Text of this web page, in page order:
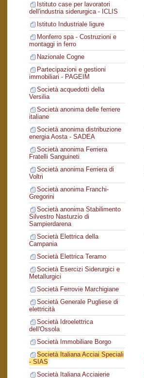
Istituto case per lavoratori
dell'industria siderurgica - ICLIS
Istituto Industriale ligure
Monferro spa - Costruzioni e
montaggi in ferro
Nazionale Cogne
Partecipazioni e gestioni
immobiliari - PAGEIM
Società acquedotti della
Versilia
Società anonima delle ferriere
italiane
Società anonima distribuzione
energia Aosta - SADEA
Società anonima Ferriera
Fratelli Sanguineti
Società anonima Ferriera di
Voltri
Società anonima Franchi-
Gregorini
Società anonima Stabilimento
Silvestro Nasturzio di
Sampierdarena
Società Elettrica della
Campania
Società Elettrica Teramo
Società Esercizi Siderurgici e
Metallurgici
Società Ferrovie Marchigiane
Società Generale Pugliese di
elettricità
Società Idroelettrica
dell'Ossola
Società Immobiliare Borgo
Società Italiana Acciai Speciali
- SIAS
Società Italiana Acciaierie